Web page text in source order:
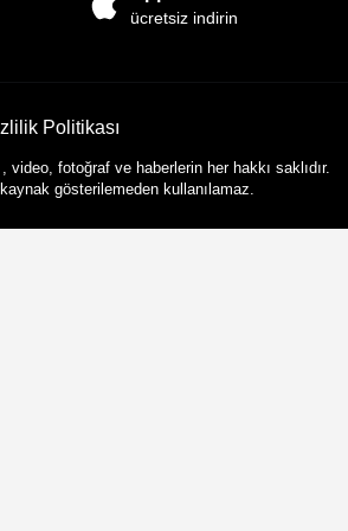
ücretsiz indirin
Politikası
video, fotoğraf ve haberlerin her hakkı saklıdır.
gösterilemeden kullanılamaz.